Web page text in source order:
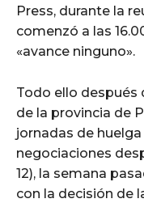
Press, durante la
comenzó a las
«avance ninguno».
Todo ello después
de la provincia de
jornadas de
negociaciones
12), la semana
con la decisión de